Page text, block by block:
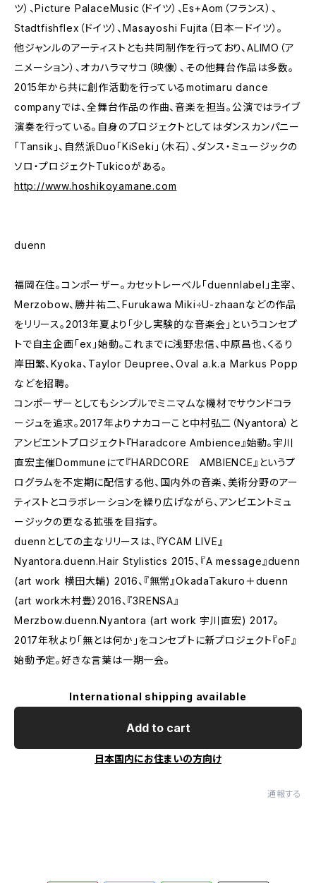
ツ）、Picture PalaceMusic（ドイツ）、Es+Aom（フランス）、
Stadtfishflex（ドイツ）、Masayoshi Fujita（日本ードイツ）。
他ジャンルのアーティストとも共同制作を行っており、ALIMO（ア
ニメーション）、オカハラマサコ（映像）、その他舞台作品は多数。
2015年から共に創作活動を行っているmotimaru dance
companyでは、全舞台作品の作曲、音楽を担当。公演ではライブ
演奏を行っている。自身のプロジェクトとしてはダンスカンパニー
「Tansik」、自然派Duo「KiSeki」（木石）、ダンス・ミュージックの
ソロ・プロジェクトTukicoがある。
http://www.hoshikoyamane.com
duenn
福岡在住。コンポーザー。カセットレーベル「duennlabel」主宰、
Merzobow、勝井祐二、Furukawa Miki÷U-zhaanなどの作品
をリリース。2013年夏より「少し実験的な音楽会」というコンセプ
トで自主企画「ex」始動。これまでに浅野忠信、中原昌也、くるり
岸田繁、Kyoka、Taylor Deupree、Oval a.k.a Markus Popp
などを招聘。
コンポーザーとしてもシンプルでミニマムな機材でサウンドコラ
ージュを追求。2017年よりナカコーこと中村弘二（Nyantora）と
アンビエントプロジェクト『Haradcore Ambience』始動。宇川
直宏主催Dommuneにて『HARDCORE AMBIENCE』というプ
ログラムを不定期に配信する他、国内外の音楽、美術分野のアー
ティストとコラボレーションを繰り広げながら、アンビエントミュ
ージックの更なる拡張を目指す。
duennとしての主なリリースは、『YCAM LIVE』
Nyantora.duenn.Hair Stylistics 2015、『A message』duenn
(art work 横田大輔) 2016、『無常』OkadaTakuro＋duenn
(art work木村豊）2016、『3RENSA』
Merzbow.duenn.Nyantora (art work 宇川直宏) 2017。
2017年秋より「無とは何か」をコンセプトに新プロジェクト『oF』
始動予定。好きな言葉は一期一会。
International shipping available
Add to cart
日本国内にお住まいの方向け
通報する